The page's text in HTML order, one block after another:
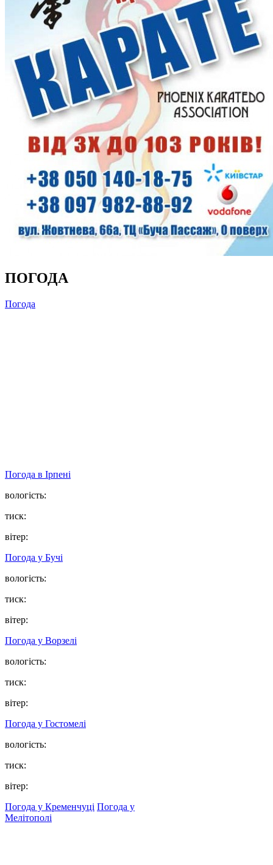
ПОГОДА
Погода
Погода в Ірпені
вологість:
тиск:
вітер:
Погода у Бучі
вологість:
тиск:
вітер:
Погода у Ворзелі
вологість:
тиск:
вітер:
Погода у Гостомелі
вологість:
тиск:
вітер:
Погода у Кременчуці Погода у
Мелітополі